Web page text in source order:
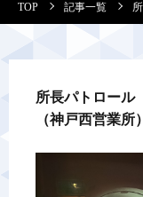
TOP 記事一覧
所長パトロール
（神戸西営業所）